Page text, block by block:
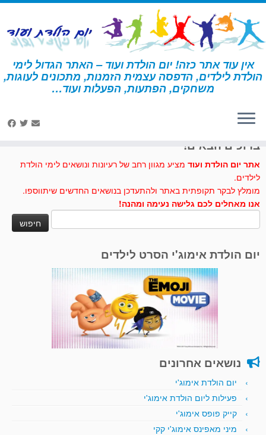
דלג
לתוכן
אין עוד אתר כזה! יום הולדת ועוד – האתר הגדול לימי
הולדת לילדים, הדפסה עצמית הזמנות, מתכונים לעוגות,
משחקים, הפתעות, הפעלות ועוד… דף הבית » עוגיות סוכר
ברוכים הבאים!
אתר יום הולדת ועוד מציע מגוון רחב של רעיונות ונושאים לימי הולדת
לילדים.
מומלץ לבקר תקופתית באתר ולהתעדכן בנושאים החדשים שיתווספו.
אנו מאחלים לכם גלישה נעימה ומהנה!
יום הולדת אימוג'י הסרט לילדים
נושאים אחרונים
יום הולדת אימוג'י
פעילות ליום הולדת אימוג'י
קייק פופס אימוג'י
מיני מאפינס אימוג'י קקי